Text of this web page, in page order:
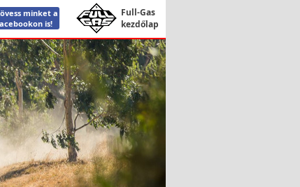
minket a
is!
Full-Gas
kezdőlap